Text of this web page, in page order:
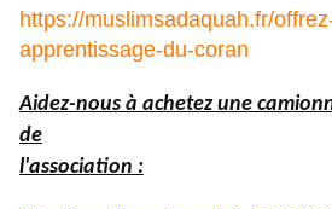
https://muslimsadaquah.fr/
apprentissage-du-coran
Aidez-nous à achetez une
de
l'association :